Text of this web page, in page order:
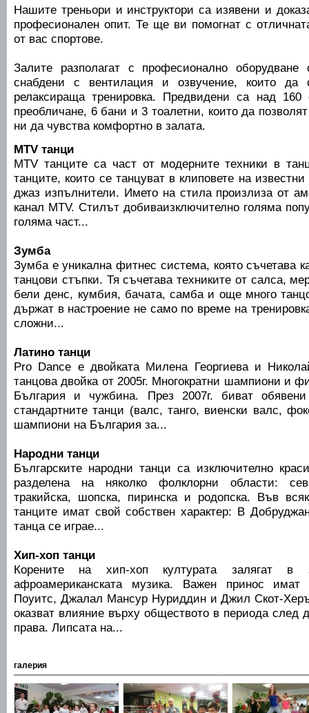
Нашите треньори и инструктори са изявени и
професионален опит. Те ще ви помогнат с
от вас спортове.
Залите разполагат с професионално
снабдени с вентилация и озвучение, които да
релаксираща тренировка. Предвидени са над 160
преобличане, 6 бани и 3 тоалетни, които да
ни да чувства комфортно в залата.
MTV танци
MTV танците са част от модерните техники в
танците, които се танцуват в клиповете на
джаз изпълнители. Името на стила произлиза от
канал MTV. Стилът добиваизключително голяма
голяма част...
Зумба
Зумба е уникална фитнес система, която съчетава
танцови стъпки. Тя съчетава техниките от салса,
бели денс, кумбия, бачата, самба и още много
държат в настроение не само по време на
сложни...
Латино танци
Pro Dance е двойката Милена Георгиева и
танцова двойка от 2005г. Многократни шампиони и
България и чужбина. През 2007г. биват
стандартните танци (валс, танго, виенски валс,
шампиони на България за...
Народни танци
Българските народни танци са изключително
разделена на няколко фолклорни области:
тракийска, шопска, пиринска и родопска. Във
танците имат свой собствен характер: В
танца се играе...
Хип-хоп танци
Корените на хип-хоп културата залягат в
афроамериканската музика. Важен принос имат
Поуитс, Джалал Мансур Нуриддин и Джил Скот-
оказват влияние върху обществото в периода след
права. Липсата на...
галерия